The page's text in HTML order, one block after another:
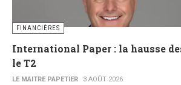
FINANCIÈRES
International Paper : la hausse
le T2
LE MAITRE PAPETIER 3 AOÛT 2026